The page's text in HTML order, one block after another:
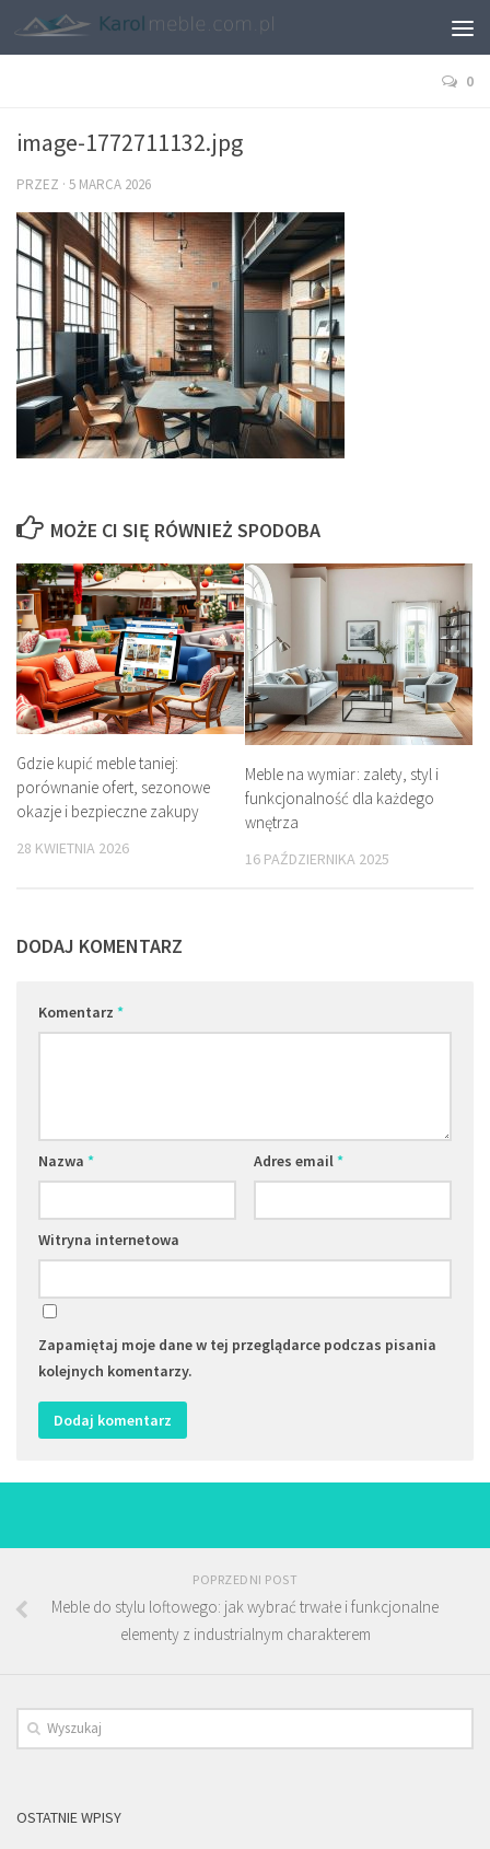
0
image-1772711132.jpg
PRZEZ · 5 MARCA 2026
MOŻE CI SIĘ RÓWNIEŻ SPODOBA
Gdzie kupić meble taniej:
porównanie ofert, sezonowe
okazje i bezpieczne zakupy
28 KWIETNIA 2026
Meble na wymiar: zalety, styl i
funkcjonalność dla każdego
wnętrza
16 PAŹDZIERNIKA 2025
DODAJ KOMENTARZ
Komentarz *
Nazwa * Adres email*
Witryna internetowa
Zapamiętaj moje dane w tej przeglądarce podczas pisania
kolejnych komentarzy.
POPRZEDNI POST
Meble do stylu loftowego: jak wybrać trwałe i funkcjonalne
elementy z industrialnym charakterem
OSTATNIE WPISY